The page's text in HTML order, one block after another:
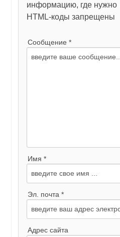
информацию, где нужно
HTML-коды запрещены
Сообщение *
Имя *
Эл. почта *
Адрес сайта